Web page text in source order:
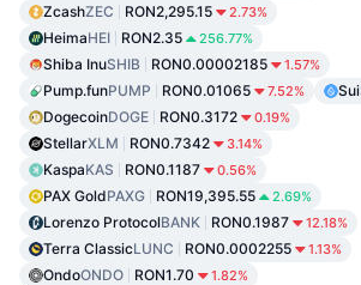
ZcashZEC RON2,295.15 2.73%
HeimaHEI RON2.35 256.77%
Shiba InuSHIB RON0.00002185 1.57%
Pump.funPUMP RON0.01065 7.52% Sui
DogecoinDOGE RON0.3172 0.19%
StellarXLM RON0.7342 3.14%
KaspaKAS RON0.1187 0.56%
PAX GoldPAXG RON19,395.55 2.69%
Lorenzo ProtocolBANK RON0.1987 12.18%
Terra ClassicLUNC RON0.0002255 1.13%
OndoONDO RON1.70 1.82%